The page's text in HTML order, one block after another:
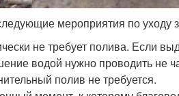
мероприятия по
не требует полива. Если
водой нужно проводить не
полив не требуется.